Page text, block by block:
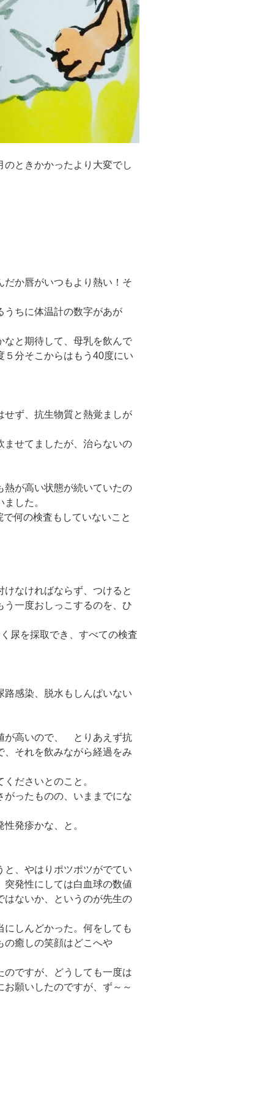
ときかかったより大変でし
か唇がいつもより熱い！そ
うちに体温計の数字があが
なと期待して、母乳を飲んで
分そこからはもう40度にい
せず、抗生物質と熱覚ましが
ませてましたが、治らないの
熱が高い状態が続いていたの
した。
何の検査もしていないこと
なければならず、つけると
一度おしっこするのを、ひ
尿を採取でき、すべての検査
感染、脱水もしんぱいない
が高いので、 とりあえず抗
それを飲みながら経過をみ
ださいとのこと。
ったものの、いままでにな
発疹かな、と。
、やはりポツポツがでてい
発性にしては白血球の数値
はないか、というのが先生の
しんどかった。何をしても
の癒しの笑顔はどこへや
ですが、どうしても一度は
願いしたのですが、ず～～